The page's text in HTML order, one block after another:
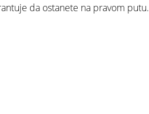
da ostanete na pravom putu.